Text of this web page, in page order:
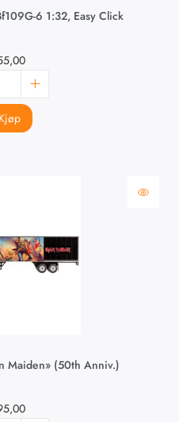
6 1:32, Easy Click
Kjøp
Maiden» (50th Anniv.)